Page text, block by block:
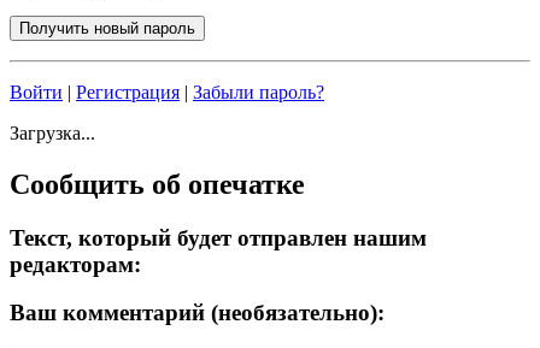
Войти | Регистрация | Забыли пароль?
Загрузка...
Сообщить об опечатке
Текст, который будет отправлен нашим
редакторам:
Ваш комментарий (необязательно):